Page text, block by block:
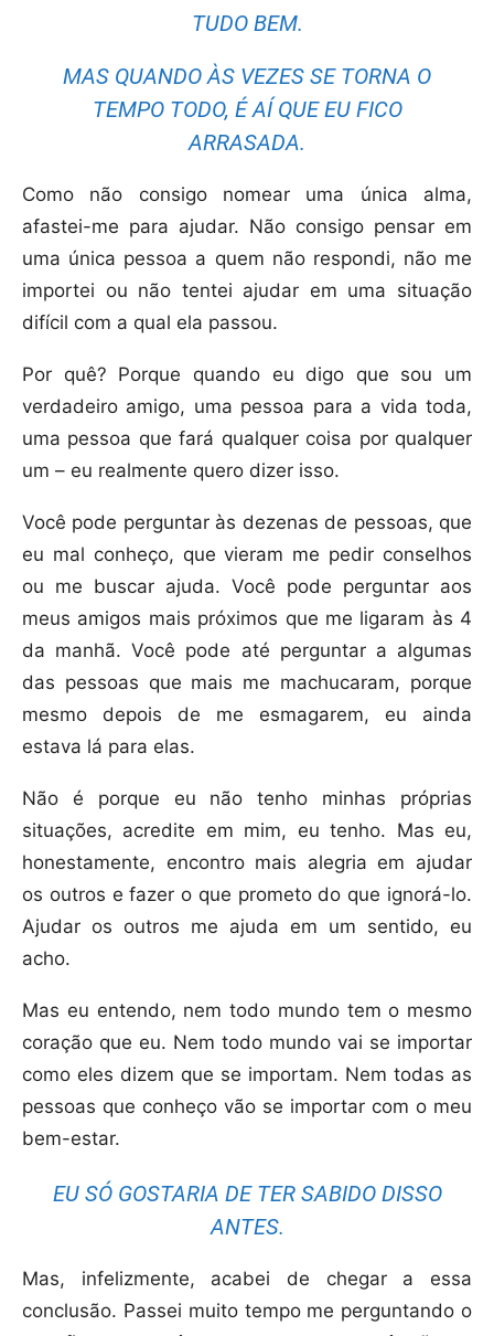
TUDO BEM.
MAS QUANDO ÀS VEZES SE TORNA O
TEMPO TODO, É AÍ QUE EU FICO
ARRASADA.
Como não consigo nomear uma única alma,
afastei-me para ajudar. Não consigo pensar em
uma única pessoa a quem não respondi, não me
importei ou não tentei ajudar em uma situação
difícil com a qual ela passou.
Por quê? Porque quando eu digo que sou um
verdadeiro amigo, uma pessoa para a vida toda,
uma pessoa que fará qualquer coisa por qualquer
um – eu realmente quero dizer isso.
Você pode perguntar às dezenas de pessoas, que
eu mal conheço, que vieram me pedir conselhos
ou me buscar ajuda. Você pode perguntar aos
meus amigos mais próximos que me ligaram às 4
da manhã. Você pode até perguntar a algumas
das pessoas que mais me machucaram, porque
mesmo depois de me esmagarem, eu ainda
estava lá para elas.
Não é porque eu não tenho minhas próprias
situações, acredite em mim, eu tenho. Mas eu,
honestamente, encontro mais alegria em ajudar
os outros e fazer o que prometo do que ignorá-lo.
Ajudar os outros me ajuda em um sentido, eu
acho.
Mas eu entendo, nem todo mundo tem o mesmo
coração que eu. Nem todo mundo vai se importar
como eles dizem que se importam. Nem todas as
pessoas que conheço vão se importar com o meu
bem-estar.
EU SÓ GOSTARIA DE TER SABIDO DISSO
ANTES.
Mas, infelizmente, acabei de chegar a essa
conclusão. Passei muito tempo me perguntando o